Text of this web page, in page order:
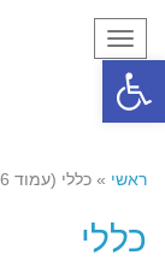
פתח סרגל נגישות
תפריט
ראשי » כללי (עמוד 6)
כללי